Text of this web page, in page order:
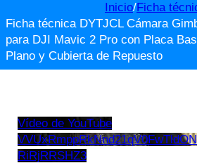
Inicio/Ficha
Ficha técnica DYTJCL Cámara
para DJI Mavic 2 Pro con Placa
Plano y Cubierta de Repuesto
Vídeo de YouTube
RiRjRRSHZ3